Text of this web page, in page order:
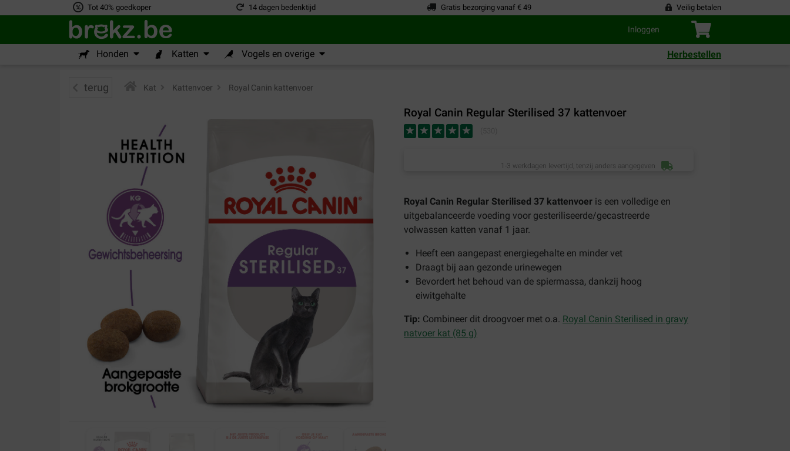
Tot 40% goedkoper 14 dagen bedenktijd Gratis bezorging vanaf € 49 Veilig betalen
Inloggen
Honden Katten Vogels en overige Herbestellen
terug Kat Kattenvoer Royal Canin kattenvoer
Royal Canin Regular Sterilised 37 kattenvoer
1-3 werkdagen levertijd, tenzij anders aangegeven
Royal Canin Regular Sterilised 37 kattenvoer is een volledige en
uitgebalanceerde voeding voor gesteriliseerde/gecastreerde
volwassen katten vanaf 1 jaar.
Heeft een aangepast energiegehalte en minder vet
Draagt bij aan gezonde urinewegen
Bevordert het behoud van de spiermassa, dankzij hoog
eiwitgehalte
Tip: Combineer dit droogvoer met o.a. Royal Canin Sterilised in gravy
natvoer kat (85 g)